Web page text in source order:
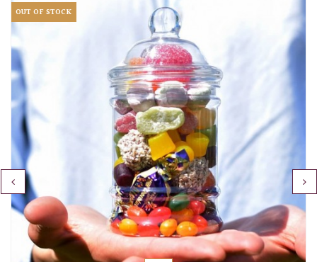
OUT OF STOCK
‹ ›